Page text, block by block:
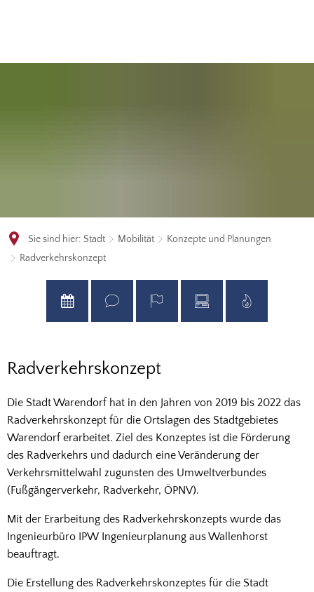
Sie sind hier: Stadt Mobilität
Konzepte und Planungen
Radverkehrskonzept
Radverkehrskonzept
Radverkehrskonzept
Die Stadt Warendorf hat in den Jahren von 2019 bis 2022 das
Radverkehrskonzept für die Ortslagen des Stadtgebietes
Warendorf erarbeitet. Ziel des Konzeptes ist die Förderung
des Radverkehrs und dadurch eine Veränderung der
Verkehrsmittelwahl zugunsten des Umweltverbundes
(Fußgängerverkehr, Radverkehr, ÖPNV).
Mit der Erarbeitung des Radverkehrskonzepts wurde das
Ingenieurbüro IPW Ingenieurplanung aus Wallenhorst
beauftragt.
Die Erstellung des Radverkehrskonzeptes für die Stadt